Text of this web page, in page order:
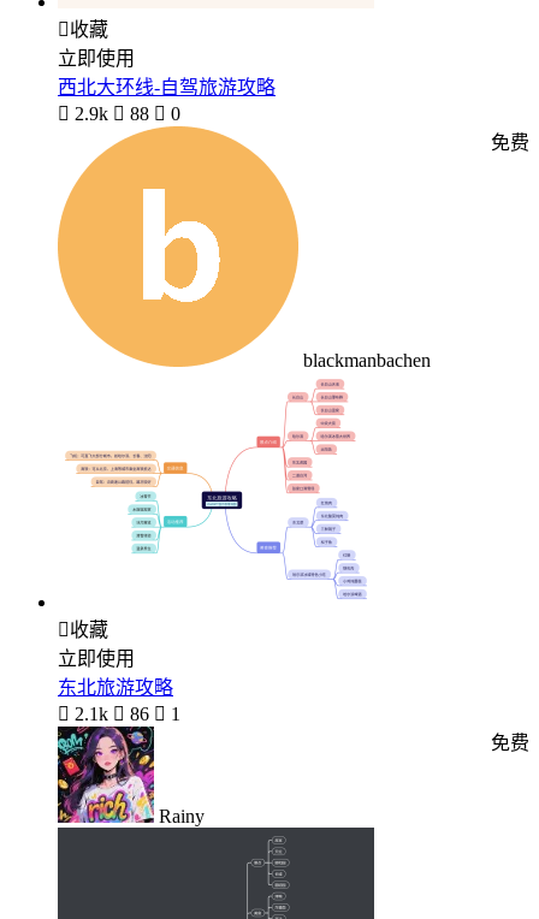
收藏
立即使用
西北大环线-自驾旅游攻略
 2.9k  88  0
blackmanbachen
免费
收藏
立即使用
东北旅游攻略
 2.1k  86  1
Rainy
免费